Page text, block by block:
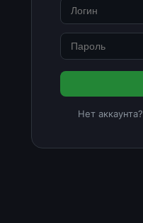
Нет аккаунта?